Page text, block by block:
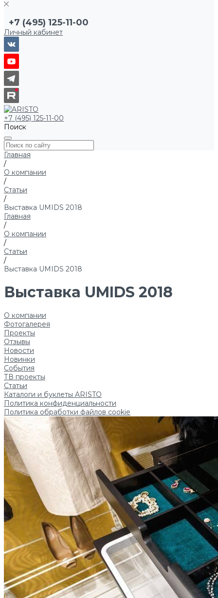
+7 (495) 125-11-00
Личный кабинет
+7 (495) 125-11-00
Поиск
Главная
/
О компании
/
Статьи
/
Выставка UMIDS 2018
Главная
/
О компании
/
Статьи
/
Выставка UMIDS 2018
Выставка UMIDS 2018
О компании
Фотогалерея
Проекты
Отзывы
Новости
Новинки
События
ТВ проекты
Статьи
Каталоги и буклеты ARISTO
Политика конфиденциальности
Политика обработки файлов cookie